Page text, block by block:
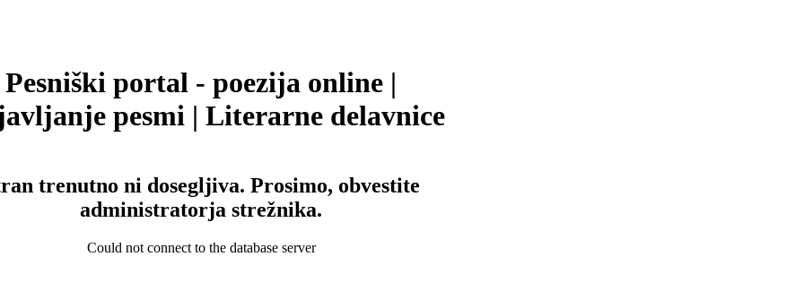
Pesniški portal - poezija online |
pesmi | Literarne delavnice
trenutno ni dosegljiva. Prosimo, obvestite
administratorja strežnika.
Could not connect to the database server